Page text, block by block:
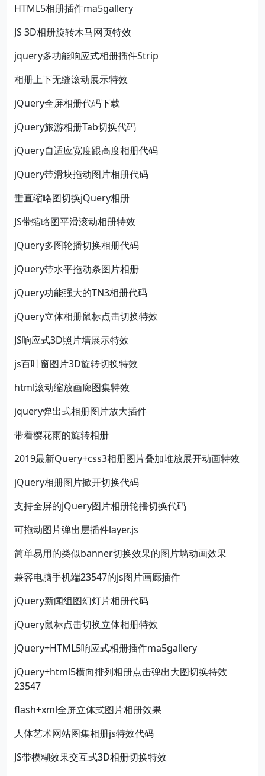
HTML5相册插件ma5gallery
JS 3D相册旋转木马网页特效
jquery多功能响应式相册插件Strip
相册上下无缝滚动展示特效
jQuery全屏相册代码下载
jQuery旅游相册Tab切换代码
jQuery自适应宽度跟高度相册代码
jQuery带滑块拖动图片相册代码
垂直缩略图切换jQuery相册
JS带缩略图平滑滚动相册特效
jQuery多图轮播切换相册代码
jQuery带水平拖动条图片相册
jQuery功能强大的TN3相册代码
jQuery立体相册鼠标点击切换特效
JS响应式3D照片墙展示特效
js百叶窗图片3D旋转切换特效
html滚动缩放画廊图集特效
jquery弹出式相册图片放大插件
带着樱花雨的旋转相册
2019最新Query+css3相册图片叠加堆放展开动画特效
jQuery相册图片掀开切换代码
支持全屏的jQuery图片相册轮播切换代码
可拖动图片弹出层插件layer.js
简单易用的类似banner切换效果的图片墙动画效果
兼容电脑手机端23547的js图片画廊插件
jQuery新闻组图幻灯片相册代码
jQuery鼠标点击切换立体相册特效
jQuery+HTML5响应式相册插件ma5gallery
jQuery+html5横向排列相册点击弹出大图切换特效
23547
flash+xml全屏立体式图片相册效果
人体艺术网站图集相册js特效代码
JS带模糊效果交互式3D相册切换特效